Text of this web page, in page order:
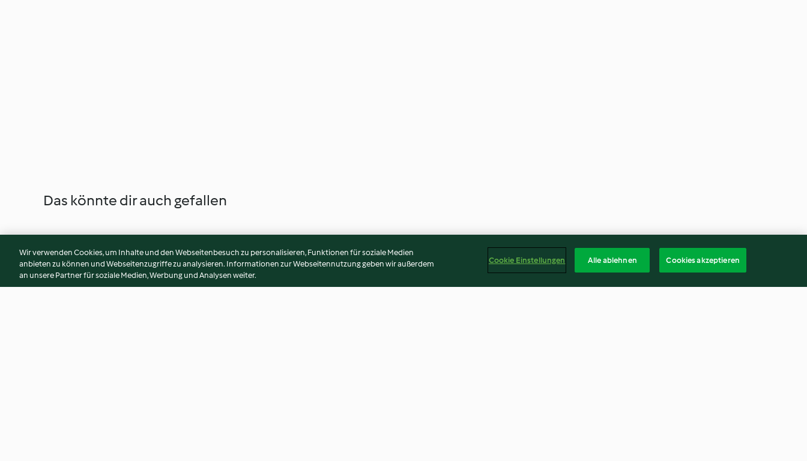
Das könnte dir auch gefallen
Wir verwenden Cookies, um Inhalte und den Webseitenbesuch zu personalisieren, Funktionen für soziale Medien
anbieten zu können und Webseitenzugriffe zu analysieren. Informationen zur Webseitennutzung geben wir außerdem
an unsere Partner für soziale Medien, Werbung und Analysen weiter.
Cookie Einstellungen Alle ablehnen Cookies akzeptieren